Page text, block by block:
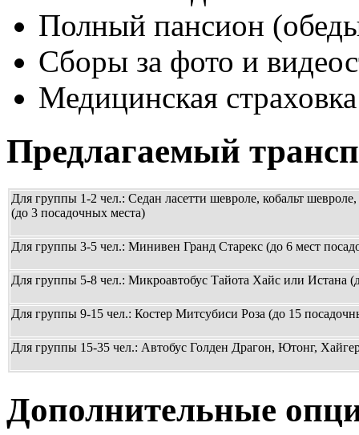
Полный пансион
Cборы за фото и
Медицинская
Предлагаемый
Для группы 1-2 чел.: Седан ласетти шевроле, кобальт шевроле,
(до 3 посадочных места)
Для группы 3-5 чел.: Минивен Гранд Старекс (до 6 мест
Для группы 5-8 чел.: Микроавтобус Тайота Хайс или Истана
Для группы 9-15 чел.: Костер Митсубиси Роза (до 15
Для группы 15-35 чел.: Автобус Голден Драгон, Ютонг,
Дополнительные